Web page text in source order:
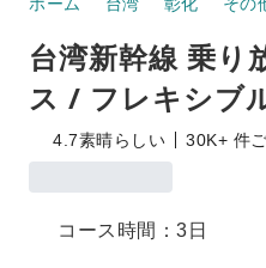
台湾新幹線 乗り
ス / フレキシブ
4.7素晴らしい 30K+ 件
コース時間：3日